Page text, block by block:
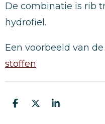
De combinatie is rib
hydrofiel.
Een voorbeeld van
stoffen
D
D
S